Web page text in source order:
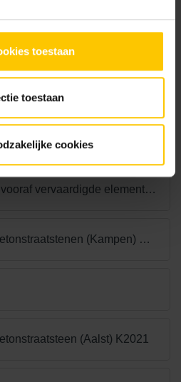
toestaan
toestaan
cookies
NL-BSB-certificaat vooraf vervaardigde elementen van beton
KOMO-certificaat betonstraatstenen (Kampen) K2304
(Aalst) K2021